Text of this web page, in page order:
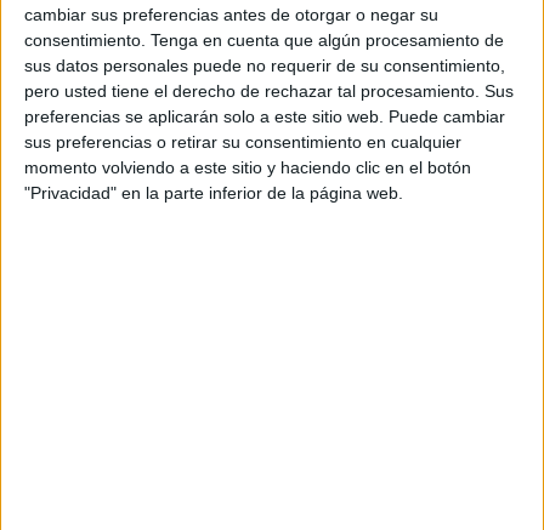
cambiar sus preferencias antes de otorgar o negar su
consentimiento. Tenga en cuenta que algún procesamiento de
sus datos personales puede no requerir de su consentimiento,
pero usted tiene el derecho de rechazar tal procesamiento. Sus
preferencias se aplicarán solo a este sitio web. Puede cambiar
sus preferencias o retirar su consentimiento en cualquier
momento volviendo a este sitio y haciendo clic en el botón
"Privacidad" en la parte inferior de la página web.
SEGUIR LEYENDO
Buscar